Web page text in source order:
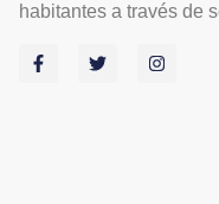
habitantes a través de